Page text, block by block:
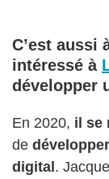
C’est aussi
intéressé à
développer
En 2020, il se
de
digital.